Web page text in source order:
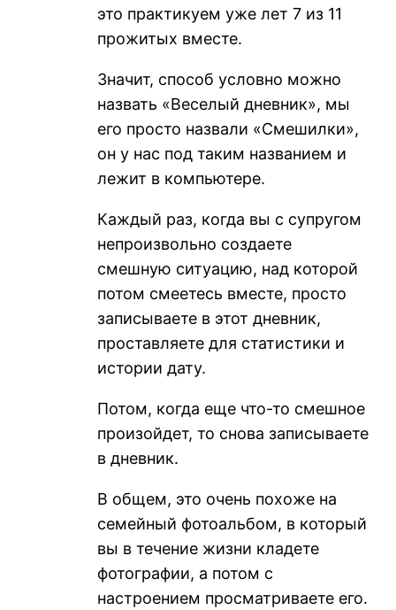
это практикуем уже лет 7 из 11
прожитых вместе.
Значит, способ условно можно
назвать «Веселый дневник», мы
его просто назвали «Смешилки»,
он у нас под таким названием и
лежит в компьютере.
Каждый раз, когда вы с супругом
непроизвольно создаете
смешную ситуацию, над которой
потом смеетесь вместе, просто
записываете в этот дневник,
проставляете для статистики и
истории дату.
Потом, когда еще что-то смешное
произойдет, то снова записываете
в дневник.
В общем, это очень похоже на
семейный фотоальбом, в который
вы в течение жизни кладете
фотографии, а потом с
настроением просматриваете его.